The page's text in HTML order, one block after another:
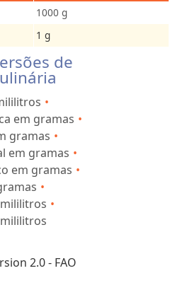
1000 g
1 g
de
em gramas
gramas
em gramas
em gramas
2.0 - FAO